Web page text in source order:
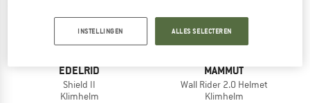
EDELRID
Shield II
Klimhelm
MAMMUT
Wall Rider 2.0 Helmet
Klimhelm
INSTELLINGEN ALLES SELECTEREN